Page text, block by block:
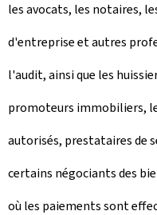
les avocats, les notaires,
d'entreprise et autres
l'audit, ainsi que les
promoteurs immobiliers,
autorisés, prestataires de
certains négociants des
où les paiements sont